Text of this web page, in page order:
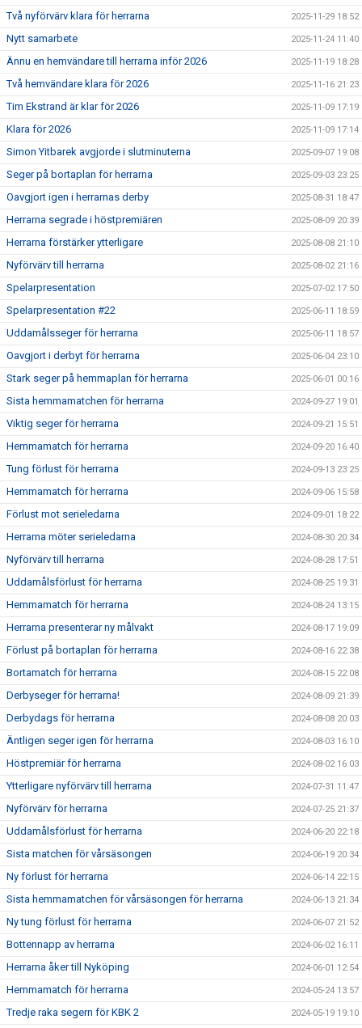
Två nyförvärv klara för herrarna 2025-11-29 18:52
Nytt samarbete 2025-11-24 11:40
Ännu en hemvändare till herrarna inför 2026 2025-11-19 18:28
Två hemvändare klara för 2026 2025-11-16 21:23
Tim Ekstrand är klar för 2026 2025-11-09 17:19
Klara för 2026 2025-11-09 17:14
Simon Yitbarek avgjorde i slutminuterna 2025-09-07 19:08
Seger på bortaplan för herrarna 2025-09-03 23:25
Oavgjort igen i herrarnas derby 2025-08-31 18:47
Herrarna segrade i höstpremiären 2025-08-09 20:39
Herrarna förstärker ytterligare 2025-08-08 21:10
Nyförvärv till herrarna 2025-08-02 21:16
Spelarpresentation 2025-07-02 17:50
Spelarpresentation #22 2025-06-11 18:59
Uddamålsseger för herrarna 2025-06-11 18:57
Oavgjort i derbyt för herrarna 2025-06-04 23:10
Stark seger på hemmaplan för herrarna 2025-06-01 00:16
Sista hemmamatchen för herrarna 2024-09-27 19:01
Viktig seger för herrarna 2024-09-21 15:51
Hemmamatch för herrarna 2024-09-20 16:40
Tung förlust för herrarna 2024-09-13 23:25
Hemmamatch för herrarna 2024-09-06 15:58
Förlust mot serieledarna 2024-09-01 18:22
Herrarna möter serieledarna 2024-08-30 20:34
Nyförvärv till herrarna 2024-08-28 17:51
Uddamålsförlust för herrarna 2024-08-25 19:31
Hemmamatch för herrarna 2024-08-24 13:15
Herrarna presenterar ny målvakt 2024-08-17 19:09
Förlust på bortaplan för herrarna 2024-08-16 22:38
Bortamatch för herrarna 2024-08-15 22:08
Derbyseger för herrarna! 2024-08-09 21:39
Derbydags för herrarna 2024-08-08 20:03
Äntligen seger igen för herrarna 2024-08-03 16:10
Höstpremiär för herrarna 2024-08-02 16:03
Ytterligare nyförvärv till herrarna 2024-07-31 11:47
Nyförvärv för herrarna 2024-07-25 21:37
Uddamålsförlust för herrarna 2024-06-20 22:18
Sista matchen för vårsäsongen 2024-06-19 20:34
Ny förlust för herrarna 2024-06-14 22:15
Sista hemmamatchen för vårsäsongen för herrarna 2024-06-13 21:34
Ny tung förlust för herrarna 2024-06-07 21:52
Bottennapp av herrarna 2024-06-02 16:11
Herrarna åker till Nyköping 2024-06-01 12:54
Hemmamatch för herrarna 2024-05-24 13:57
Tredje raka segern för KBK 2 2024-05-19 19:10